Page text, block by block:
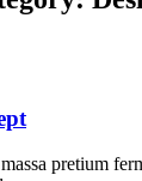
pretium